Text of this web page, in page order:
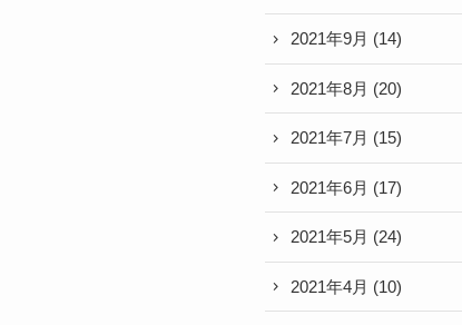
2021年9月 (14)
2021年8月 (20)
2021年7月 (15)
2021年6月 (17)
2021年5月 (24)
2021年4月 (10)